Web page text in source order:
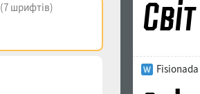
(7 шрифтів)